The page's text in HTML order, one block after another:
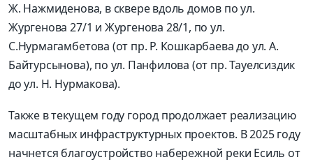
Ж. Нажмиденова, в сквере вдоль домов по ул.
Жургенова 27/1 и Жургенова 28/1, по ул.
С.Нурмагамбетова (от пр. Р. Кошкарбаева до ул. А.
Байтурсынова), по ул. Панфилова (от пр. Тауелсиздик
до ул. Н. Нурмакова).
Также в текущем году город продолжает реализацию
масштабных инфраструктурных проектов. В 2025 году
начнется благоустройство набережной реки Есиль от